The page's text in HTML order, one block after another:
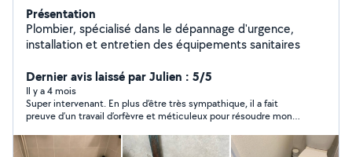
Présentation
Plombier, spécialisé dans le dépannage d'urgence,
installation et entretien des équipements sanitaires
Dernier avis laissé par Julien : 5/5
Il y a 4 mois
Super intervenant. En plus d’être très sympathique, il a fait
preuve d’un travail d’orfèvre et méticuleux pour résoudre mon
son travail. Vous pouvez y aller les yeux fermés !